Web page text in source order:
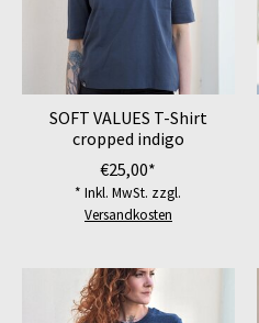
SOFT VALUES T-Shirt
cropped indigo
€25,00*
* Inkl. MwSt. zzgl.
Versandkosten